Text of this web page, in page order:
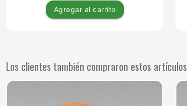
Agregar al carrito
Los clientes también compraron estos artículos